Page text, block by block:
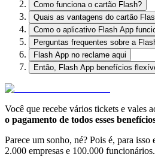
Como funciona o cartão Flash?
Quais as vantagens do cartão
Como o aplicativo Flash App
Perguntas frequentes sobre a
Flash App no reclame aqui
Então, Flash App benefícios
Você que recebe vários tickets e vales
o pagamento de todos esses
Parece um sonho, né? Pois é, para isso
2.000 empresas e 100.000 funcionários.